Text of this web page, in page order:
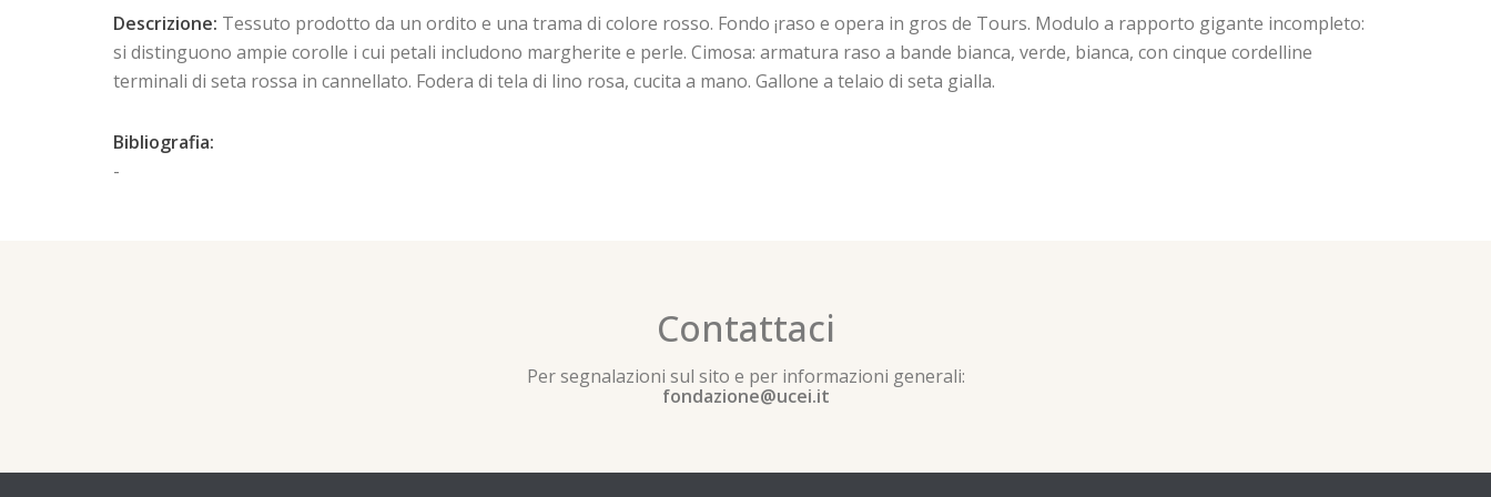
Descrizione: Tessuto prodotto da un ordito e una trama di colore rosso. Fondo ¡raso e opera in gros de Tours. Modulo a rapporto gigante incompleto:
si distinguono ampie corolle i cui petali includono margherite e perle. Cimosa: armatura raso a bande bianca, verde, bianca, con cinque cordelline
terminali di seta rossa in cannellato. Fodera di tela di lino rosa, cucita a mano. Gallone a telaio di seta gialla.
Bibliografia:
-
Contattaci
Per segnalazioni sul sito e per informazioni generali:
fondazione@ucei.it